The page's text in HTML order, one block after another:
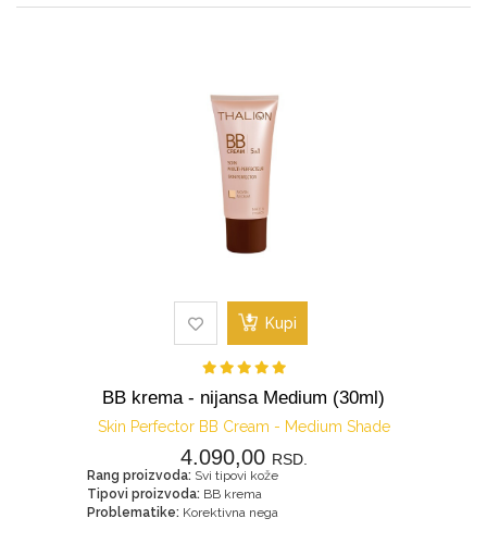
Kupi
BB krema - nijansa Medium (30ml)
Skin Perfector BB Cream - Medium Shade
4.090,00 RSD.
Rang proizvoda: Svi tipovi kože
Tipovi proizvoda: BB krema
Problematike: Korektivna nega